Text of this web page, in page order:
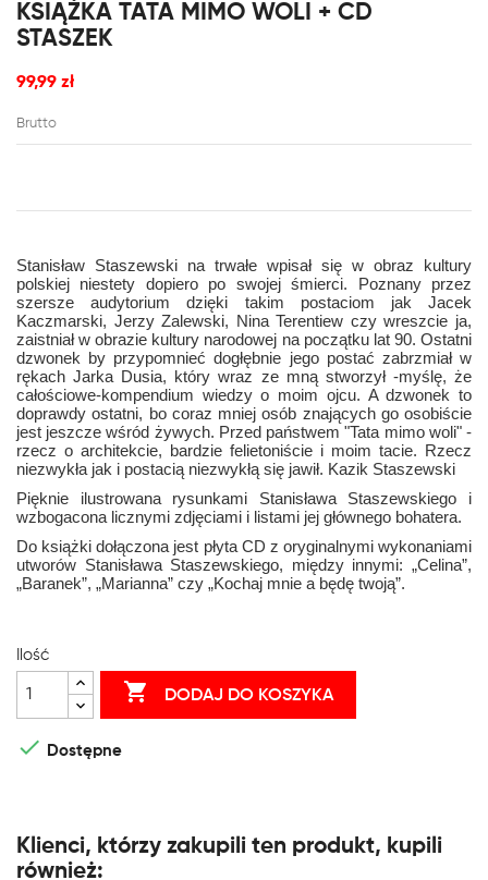
KSIĄŻKA TATA MIMO WOLI + CD
STASZEK
99,99 zł
Brutto
Stanisław Staszewski na trwałe wpisał się w obraz kultury
polskiej niestety dopiero po swojej śmierci. Poznany przez
szersze audytorium dzięki takim postaciom jak Jacek
Kaczmarski, Jerzy Zalewski, Nina Terentiew czy wreszcie ja,
zaistniał w obrazie kultury narodowej na początku lat 90. Ostatni
dzwonek by przypomnieć dogłębnie jego postać zabrzmiał w
rękach Jarka Dusia, który wraz ze mną stworzył -myślę, że
całościowe-kompendium wiedzy o moim ojcu. A dzwonek to
doprawdy ostatni, bo coraz mniej osób znających go osobiście
jest jeszcze wśród żywych. Przed państwem "Tata mimo woli" -
rzecz o architekcie, bardzie felietoniście i moim tacie. Rzecz
niezwykła jak i postacią niezwykłą się jawił. Kazik Staszewski
Pięknie ilustrowana rysunkami Stanisława Staszewskiego i
wzbogacona licznymi zdjęciami i listami jej głównego bohatera.
Do książki dołączona jest płyta CD z oryginalnymi wykonaniami
utworów Stanisława Staszewskiego, między innymi: „Celina”,
„Baranek”, „Marianna” czy „Kochaj mnie a będę twoją”.
Ilość
 DODAJ DO KOSZYKA
 Dostępne
Klienci, którzy zakupili ten produkt, kupili
również: